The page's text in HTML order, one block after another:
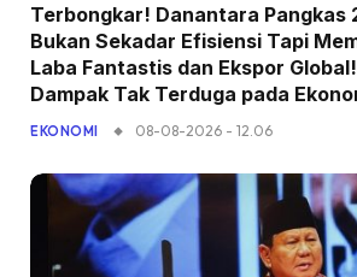
Terbongkar! Danantara Pangkas
Bukan Sekadar Efisiensi Tapi
Laba Fantastis dan Ekspor
Dampak Tak Terduga pada
EKONOMI 08-08-2026 - 12.06